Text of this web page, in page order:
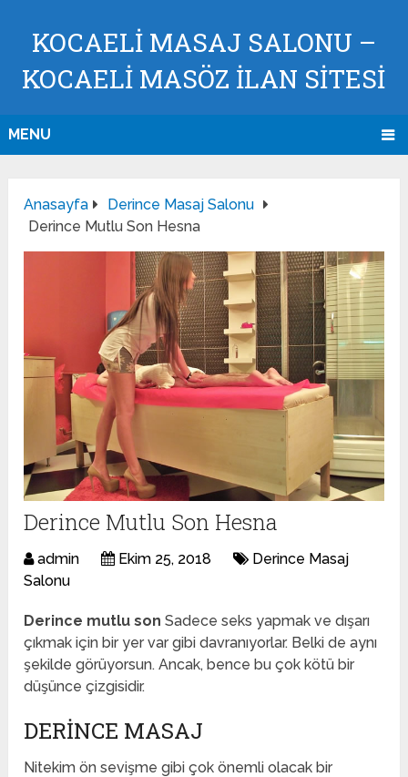
KOCAELI MASAJ SALONU –
KOCAELI MASÖZ İLAN SİTESİ
MENU
Anasayfa
Derince Masaj Salonu
Derince Mutlu Son Hesna
Derince Mutlu Son Hesna
admin Ekim 25, 2018
Derince Masaj
Salonu
Derince mutlu son Sadece seks yapmak ve dışarı
çıkmak için bir yer var gibi davranıyorlar. Belki de aynı
şekilde görüyorsun. Ancak, bence bu çok kötü bir
düşünce çizgisidir.
DERINCE MASAJ
Nitekim ön sevişme gibi çok önemli olacak bir